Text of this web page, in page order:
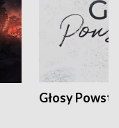
Głosy